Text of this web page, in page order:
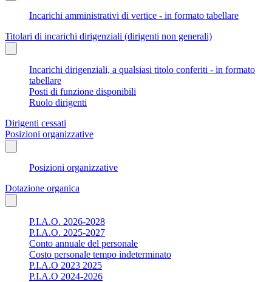
Incarichi amministrativi di vertice - in formato tabellare
Titolari di incarichi dirigenziali (dirigenti non generali)
Incarichi dirigenziali, a qualsiasi titolo conferiti - in formato
tabellare
Posti di funzione disponibili
Ruolo dirigenti
Dirigenti cessati
Posizioni organizzative
Posizioni organizzative
Dotazione organica
P.I.A.O. 2026-2028
P.I.A.O. 2025-2027
Conto annuale del personale
Costo personale tempo indeterminato
P.I.A.O 2023 2025
P.I.A.O 2024-2026